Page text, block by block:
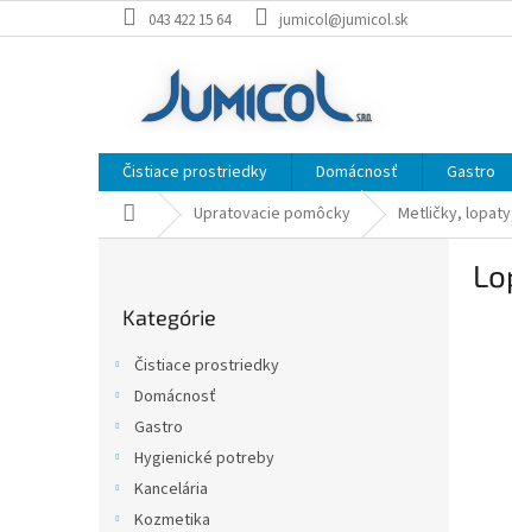
na
043 422 15 64 jumicol@jumicol.sk
Čistiace prostriedky Domácnosť Gastro
DomovUpratovacie pomôcky Metličky,
kategórie
Kategórie
Čistiace prostriedky
Domácnosť
Gastro
Hygienické potreby
Kancelária
Kozmetika